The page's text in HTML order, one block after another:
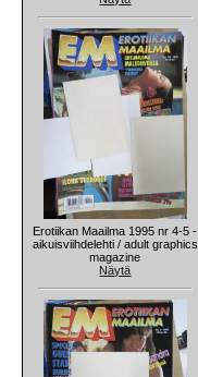
Erotiikan Maailma 1995 nr 4-5 -
aikuisviihdelehti / adult graphics
magazine
Näytä